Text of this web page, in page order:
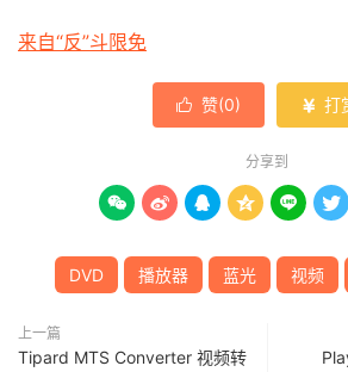
来自“反”斗限免
 赞(0)  打
分享到
     
DVD 播放器 蓝光 视频
上一篇
Tipard MTS Converter 视频转